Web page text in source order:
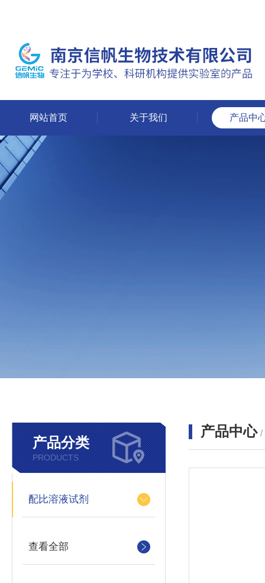
网站首页 关于我们 产品中
产品分类
PRODUCTS
配比溶液试剂
查看全部
产品中心 /